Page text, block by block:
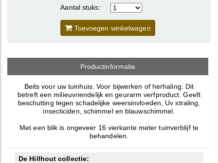
Aantal stuks:
Toevoegen winkelwagen
Productinformatie
Beits voor uw tuinhuis. Voor bijwerken of herhaling. Dit
betreft een milieuvriendelijk en geurarm verfproduct. Geeft
beschutting tegen schadelijke weersinvloeden, Uv straling,
insecticiden, schimmel en blauwschimmel.
Met een blik is ongeveer 16 vierkante meter tuinverblijf te
behandelen.
De Hillhout collectie: